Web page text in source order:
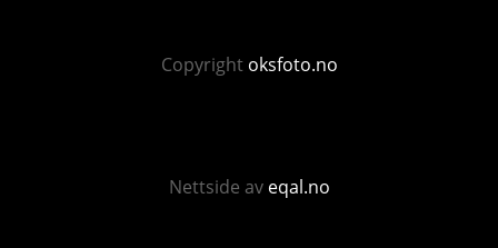
Copyright oksfoto.no
Nettside av eqal.no